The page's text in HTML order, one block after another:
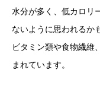
水分が多く、低カロリ
ないように思われるか
ビタミン類や食物繊維
まれています。